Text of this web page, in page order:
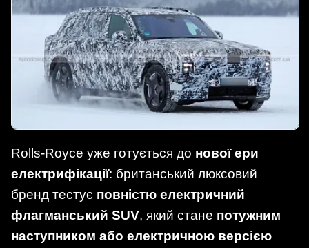
Rolls-Royce уже готується до нової ери
електрифікації: британський люксовий
бренд тестує повністю електричний
флагманський SUV, який стане потужним
наступником або електричною версією